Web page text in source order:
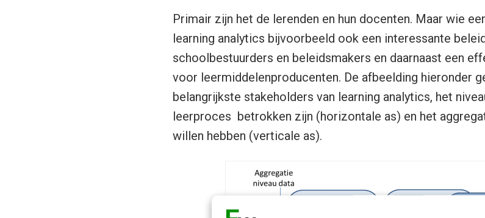
Primair zijn het de lerenden en hun docenten. Maar wie
learning analytics bijvoorbeeld ook een interessante
schoolbestuurders en beleidsmakers en daarnaast een
voor leermiddelenproducenten. De afbeelding hieronder
belangrijkste stakeholders van learning analytics, het
leerproces betrokken zijn (horizontale as) en het
willen hebben (verticale as).